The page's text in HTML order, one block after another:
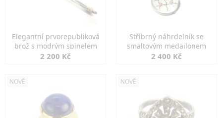
Elegantní prvorepubliková
brož s modrým spinelem
2 200 Kč
Stříbrný náhrdelník se
smaltovým medailonem
2 400 Kč
NOVÉ NOVÉ